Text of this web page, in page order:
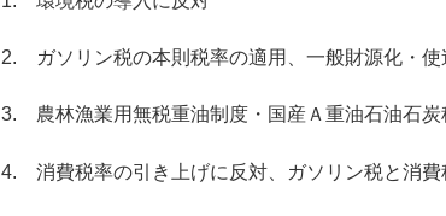
2. ガソリン税の本則税率の適用、一般財源化・使
3. 農林漁業用無税重油制度・国産Ａ重油石油石炭
4. 消費税率の引き上げに反対、ガソリン税と消費